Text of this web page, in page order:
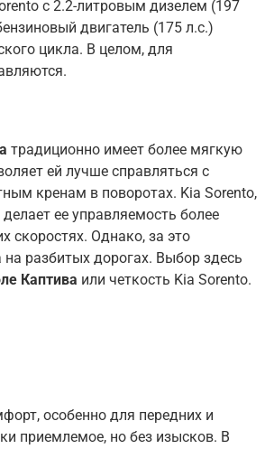
с 2.2-литровым дизелем (197
двигатель (175 л.с.)
цикла. В целом, для
традиционно имеет более мягкую
ей лучше справляться с
кренам в поворотах. Kia Sorento,
ее управляемость более
скоростях. Однако, за это
разбитых дорогах. Выбор здесь
Каптива или четкость Kia Sorento.
особенно для передних и
приемлемое, но без изысков. В